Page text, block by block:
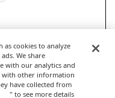
as cookies to analyze
We share
with our analytics and
with other information
have collected from
" to see more details